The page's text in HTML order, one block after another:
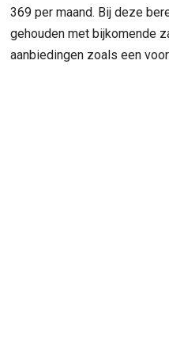
369 per maand. Bij deze
gehouden met bijkomende
aanbiedingen zoals een